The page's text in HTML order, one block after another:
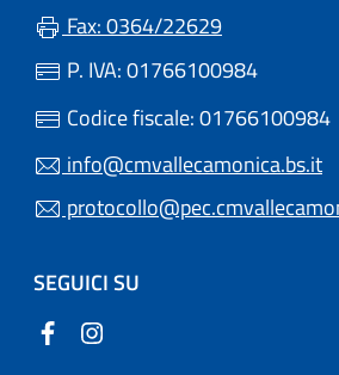
Fax: 0364/22629
P. IVA: 01766100984
Codice fiscale: 01766100984
info@cmvallecamonica.bs.it
SEGUICI SU